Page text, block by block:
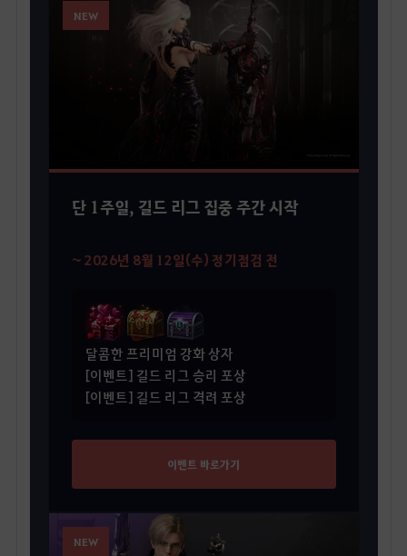
NEW
단 1주일, 길드 리그 집중 주간 시작
~ 2026년 8월 12일(수) 정기점검 전
달콤한 프리미엄 강화 상자
[이벤트] 길드 리그 승리 포상
[이벤트] 길드 리그 격려 포상
이벤트 바로가기
NEW